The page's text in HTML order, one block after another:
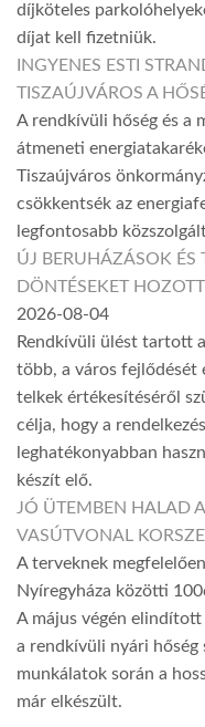
díjköteles
díjat kell fizetniük.
INGYENES ESTI
TISZAÚJVÁROS A
A rendkívüli hőség és a
átmeneti
Tiszaújváros
csökkentsék az
legfontosabb
ÚJ BERUHÁZÁSOK ÉS
DÖNTÉSEKET
2026-08-04
Rendkívüli ülést tartott
több, a város fejlődését
telkek értékesítéséről
célja, hogy a
leghatékonyabban
készít elő.
JÓ ÜTEMBEN HALAD
VASÚTVONAL
A terveknek
Nyíregyháza közötti
A május végén elindított
a rendkívüli nyári hőség
munkálatok során a
már elkészült.